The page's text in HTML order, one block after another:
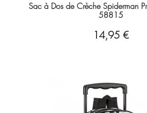
Sac à Dos de Crèche Spiderman
58815
14,95 €